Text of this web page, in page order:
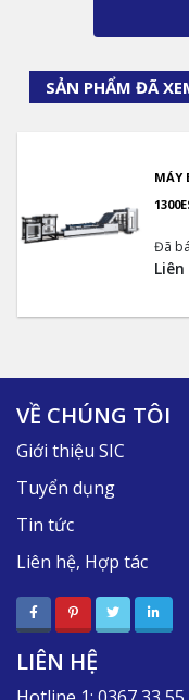
SẢN PHẨM ĐÃ
MÁY
Đã
Liên
VỀ CHÚNG TÔI
Giới thiệu SIC
Tuyển dụng
Tin tức
Liên hệ, Hợp tác
LIÊN HỆ